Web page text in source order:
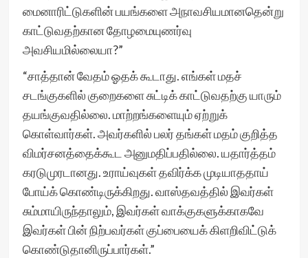
மைனாரிட்டுகளின் பயங்களை அநாவசியமானதென்று
காட்டுவதற்கான தோழமையுணர்வு
அவசியமில்லையா?”
“சாத்தான் வேதம் ஓதக் கூடாது. எங்கள் மதச்
சடங்குகளில் குறைகளை சுட்டிக் காட்டுவதற்கு யாரும்
தயங்குவதில்லை. மாற்றங்களையும் ஏற்றுக்
கொள்வார்கள். அவர்களில் பலர் தங்கள் மதம் குறித்த
விமர்சனத்தைக்கூட அனுமதிப்பதில்லை. யதார்த்தம்
கரடுமுரடானது. உராய்வுகள் தவிர்க்க முடியாததாய்
போய்க் கொண்டிருக்கிறது. வாஸ்தவத்தில் இவர்கள்
சும்மாயிருந்தாலும், இவர்கள் வாக்குகளுக்காகவே
இவர்கள் பின் நிற்பவர்கள் குப்பையைக் கிளறிவிட்டுக்
கொண்டுதானிருப்பார்கள்.”